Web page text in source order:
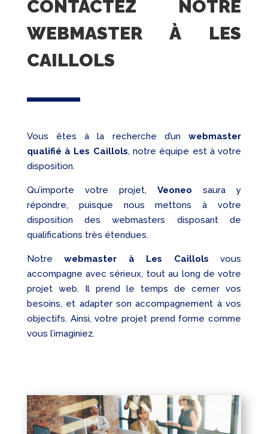
CONTACTEZ NOTRE
WEBMASTER À LES
CAILLOLS
Vous êtes à la recherche d’unwebmaster
qualifié à Les Caillols, notre équipe est à votre
disposition.
Qu’importe votre projet,Veoneo saura y
répondre, puisque nous mettons à votre
disposition des webmasters disposant de
qualifications très étendues.
Notrewebmaster à Les Caillols vous
accompagne avec sérieux, tout au long de votre
projet web. Il prend le temps de cerner vos
besoins, et adapter son accompagnement à vos
objectifs. Ainsi, votre projet prend forme comme
vous l’imaginiez.